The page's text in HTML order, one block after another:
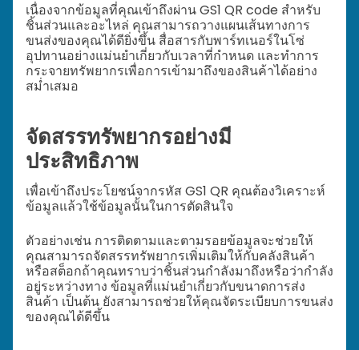
เนื่องจากข้อมูลที่คุณเข้าถึงผ่าน GS1 QR code สำหรับ
ชิ้นส่วนและอะไหล่ คุณสามารถวางแผนเส้นทางการ
ขนส่งของคุณได้ดียิ่งขึ้น สื่อสารกับพาร์ทเนอร์ในโซ่
อุปทานอย่างแม่นยำเกี่ยวกับเวลาที่กำหนด และทำการ
กระจายทรัพยากรเพื่อการเข้ามาถึงของสินค้าได้อย่าง
สม่ำเสมอ
จัดสรรทรัพยากรอย่างมี
ประสิทธิภาพ
เพื่อเข้าถึงประโยชน์จากรหัส GS1 QR คุณต้องวิเคราะห์
ข้อมูลแล้วใช้ข้อมูลนั้นในการตัดสินใจ
ตัวอย่างเช่น การติดตามและตามรอยข้อมูลจะช่วยให้
คุณสามารถจัดสรรทรัพยากรเพิ่มเติมให้กับคลังสินค้า
หรือสต็อกถ้าคุณทราบว่าชิ้นส่วนกำลังมาถึงหรือว่ากำลัง
อยู่ระหว่างทาง ข้อมูลที่แม่นยำเกี่ยวกับขนาดการส่ง
สินค้า เป็นต้น ยังสามารถช่วยให้คุณจัดระเบียบการขนส่ง
ของคุณได้ดีขึ้น